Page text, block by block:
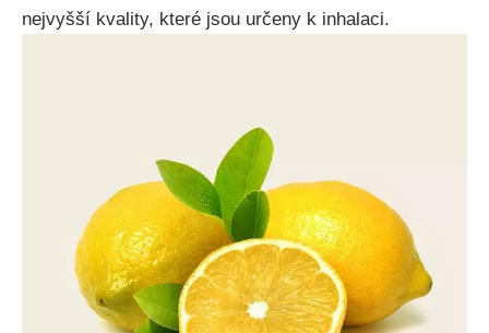
nejvyšší kvality, které jsou ⁢určeny k inhalaci.